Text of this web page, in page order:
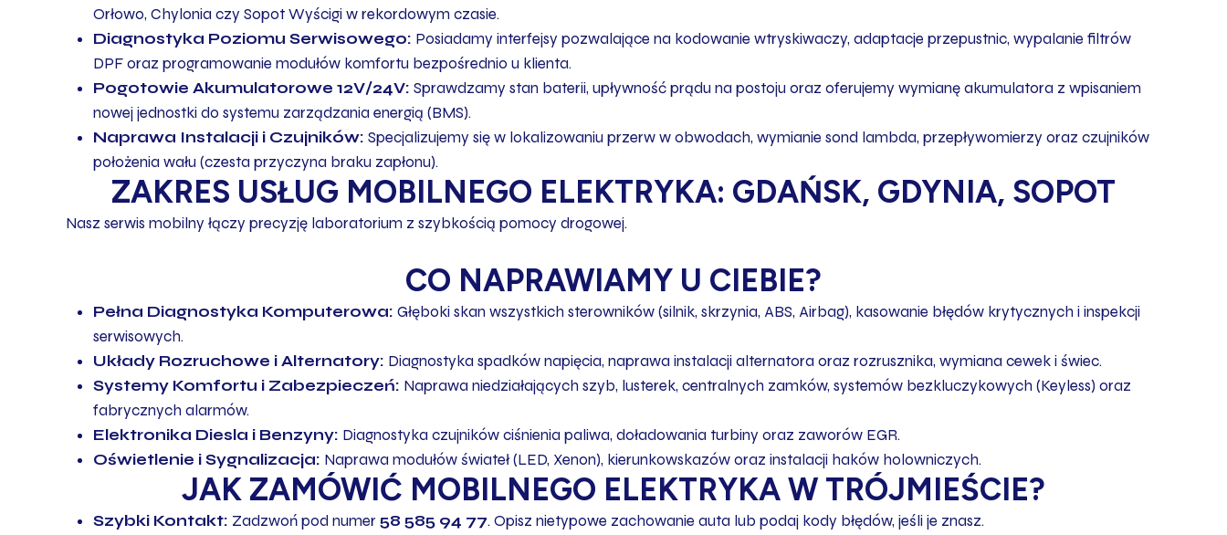
Orłowo, Chylonia czy Sopot Wyścigi w rekordowym czasie.
Diagnostyka Poziomu Serwisowego: Posiadamy interfejsy pozwalające na kodowanie wtryskiwaczy, adaptacje przepustnic, wypalanie filtrów
DPF oraz programowanie modułów komfortu bezpośrednio u klienta.
Pogotowie Akumulatorowe 12V/24V: Sprawdzamy stan baterii, upływność prądu na postoju oraz oferujemy wymianę akumulatora z wpisaniem
nowej jednostki do systemu zarządzania energią (BMS).
Naprawa Instalacji i Czujników: Specjalizujemy się w lokalizowaniu przerw w obwodach, wymianie sond lambda, przepływomierzy oraz czujników
położenia wału (czesta przyczyna braku zapłonu).
ZAKRES USŁUG MOBILNEGO ELEKTRYKA: GDAŃSK, GDYNIA, SOPOT
Nasz serwis mobilny łączy precyzję laboratorium z szybkością pomocy drogowej.
CO NAPRAWIAMY U CIEBIE?
Pełna Diagnostyka Komputerowa: Głęboki skan wszystkich sterowników (silnik, skrzynia, ABS, Airbag), kasowanie błędów krytycznych i inspekcji
serwisowych.
Układy Rozruchowe i Alternatory: Diagnostyka spadków napięcia, naprawa instalacji alternatora oraz rozrusznika, wymiana cewek i świec.
Systemy Komfortu i Zabezpieczeń: Naprawa niedziałających szyb, lusterek, centralnych zamków, systemów bezkluczykowych (Keyless) oraz
fabrycznych alarmów.
Elektronika Diesla i Benzyny: Diagnostyka czujników ciśnienia paliwa, doładowania turbiny oraz zaworów EGR.
Oświetlenie i Sygnalizacja: Naprawa modułów świateł (LED, Xenon), kierunkowskazów oraz instalacji haków holowniczych.
JAK ZAMÓWIĆ MOBILNEGO ELEKTRYKA W TRÓJMIEŚCIE?
Szybki Kontakt: Zadzwoń pod numer 58 585 94 77. Opisz nietypowe zachowanie auta lub podaj kody błędów, jeśli je znasz.